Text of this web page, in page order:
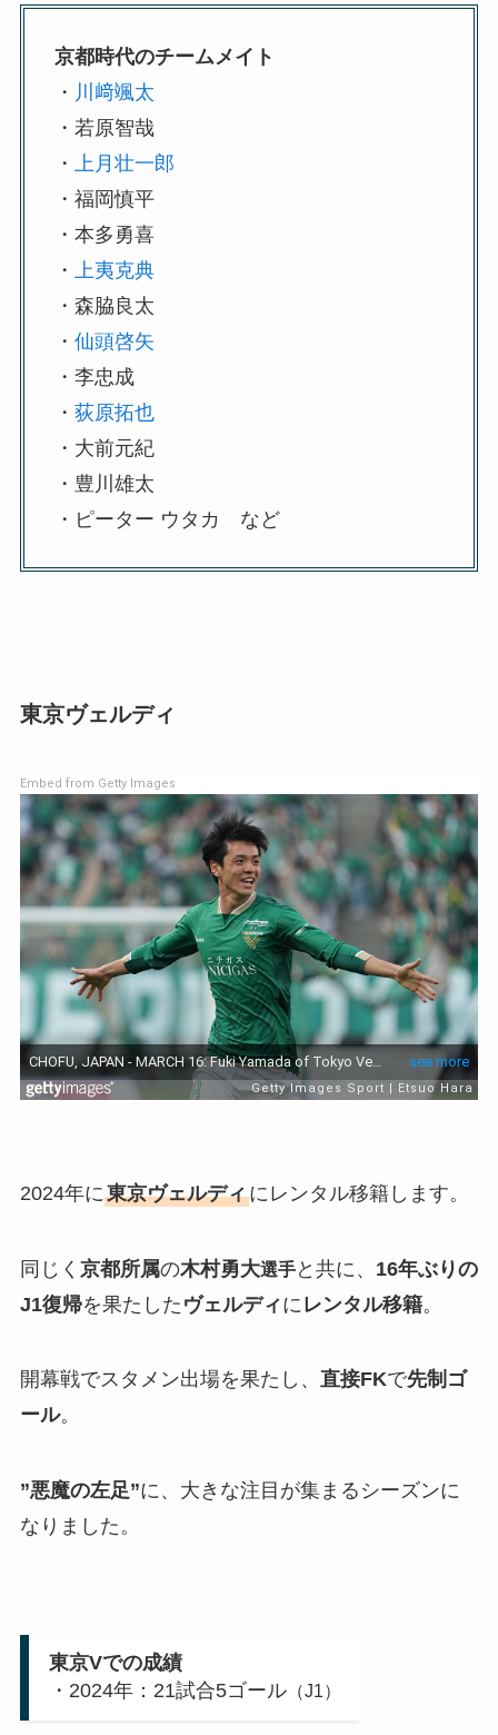
京都時代のチームメイト
・ 川﨑颯太
・若原智哉
・
上月壮一郎
・福岡慎平
・本多勇喜
・
上夷克典
・森脇良太
・ 仙頭啓矢
・李忠成
・ 荻原拓也
・大前元紀
・豊川雄太
・ピーター ウタカ など
東京ヴェルディ
Embed from Getty Images
2024年に東京ヴェルディにレンタル移籍します。
同じく 京都所属の木村勇大選手と共に、 16年ぶりの
J1復帰を果たした ヴェルディに レンタル移籍。
開幕戦でスタメン出場を果たし、 直接FKで先制ゴ
ール。
”悪魔の左足”に、大きな注目が集まるシーズンに
なりました。
東京Vでの成績
・2024年：21試合5ゴール（J1）